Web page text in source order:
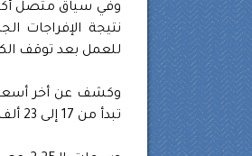
وفي سياق متصل أكد
نتيجة الإفراجات
للعمل بعد توقف
تبدأ من 17 إلى 23 ألف جنيه، وبالنسبة لـ "الانفرتر" يتراوح سعره بين 23 إلى 27 ألف جنيه.